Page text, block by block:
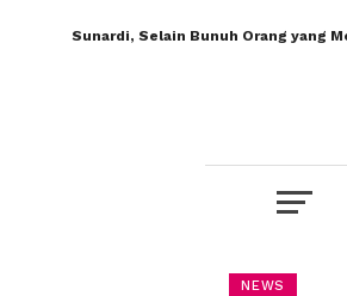
Sunardi, Selain Bunuh Orang yang
NEWS